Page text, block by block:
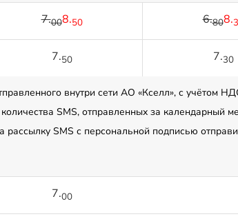
7.008.50 6.808.
7.50 7.30
внутри сети АО «Кселл», с учётом
SMS, отправленных за календарный
рассылку SMS с персональной подписью
7.00